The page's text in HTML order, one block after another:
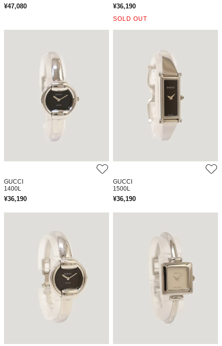
¥47,080 ¥36,190
SOLD OUT
GUCCI
1400L
¥36,190
GUCCI
1500L
¥36,190